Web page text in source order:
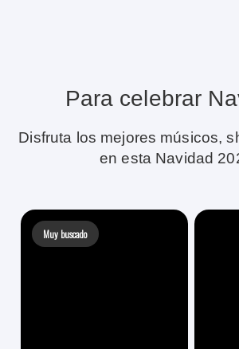
Para celebrar
Disfruta los mejores músicos,
en esta Navidad
Muy buscado